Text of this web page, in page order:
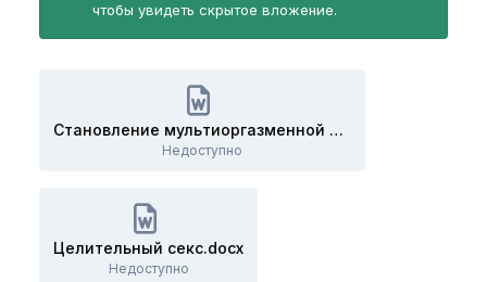
чтобы увидеть скрытое вложение.
Становление мультиоргазменной парой.docx
Недоступно
Целительный секс.docx
Недоступно